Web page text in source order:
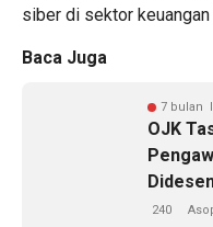
siber di sektor
Baca Juga
7 bulan
OJK
240